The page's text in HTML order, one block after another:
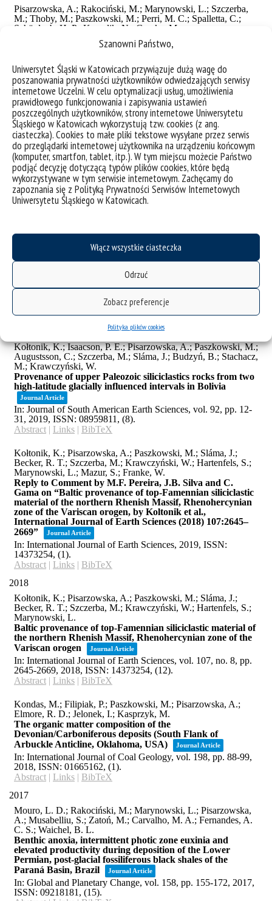
Szanowni Państwo,
Uniwersytet Śląski w Katowicach przywiązuje dużą wagę do
poszanowania prywatności użytkowników odwiedzających serwisy
internetowe Uczelni. W celu optymalizacji usług, umożliwienia
prawidłowego funkcjonowania i zapisywania ustawień
poszczególnych użytkowników, strony internetowe Uniwersytetu
Śląskiego w Katowicach wykorzystują tzw. cookies (z ang.
ciasteczka). Cookies to małe pliki tekstowe wysyłane przez serwis
do przeglądarki internetowej użytkownika na urządzeniu końcowym
(komputer, smartfon, tablet, itp.). W tym miejscu możecie Państwo
podjąć decyzję dotyczącą typów plików cookies, które będą
wykorzystywane w tym serwisie internetowym. Zachęcamy do
zapoznania się z Polityką Prywatności Serwisów Internetowych
Uniwersytetu Śląskiego w Katowicach.
Włącz wszystkie ciasteczka
Odrzuć
Zobacz preferencje
Polityka plików cookies